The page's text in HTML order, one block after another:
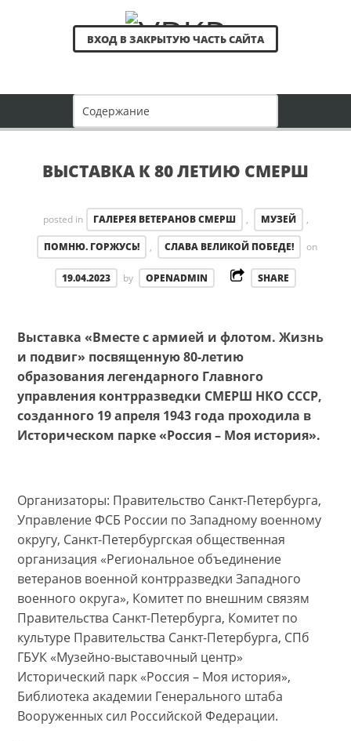
ВХОД В ЗАКРЫТУЮ ЧАСТЬ САЙТА
ВЫСТАВКА К 80 ЛЕТИЮ СМЕРШ
posted in ГАЛЕРЕЯ ВЕТЕРАНОВ СМЕРШ , МУЗЕЙ ,
ПОМНЮ. ГОРЖУСЬ! , СЛАВА ВЕЛИКОЙ ПОБЕДЕ! on
19.04.2023 by OPENADMIN SHARE
Выставка «Вместе с армией и флотом. Жизнь
и подвиг» посвященную 80-летию
образования легендарного Главного
управления контрразведки СМЕРШ НКО СССР,
созданного 19 апреля 1943 года проходила в
Историческом парке «Россия – Моя история».
Организаторы: Правительство Санкт-Петербурга,
Управление ФСБ России по Западному военному
округу, Санкт-Петербургская общественная
организация «Региональное объединение
ветеранов военной контрразведки Западного
военного округа», Комитет по внешним связям
Правительства Санкт-Петербурга, Комитет по
культуре Правительства Санкт-Петербурга, СПб
ГБУК «Музейно-выставочный центр»
Исторический парк «Россия – Моя история»,
Библиотека академии Генерального штаба
Вооруженных сил Российской Федерации.